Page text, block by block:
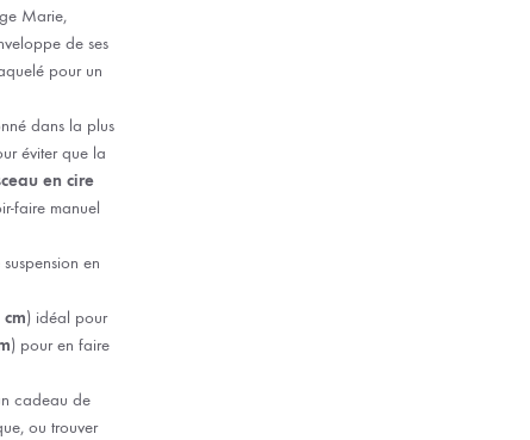
Marie,
de ses
pour un
dans la plus
éviter que la
en cire
faire manuel
en
) idéal pour
) pour en faire
cadeau de
ou trouver